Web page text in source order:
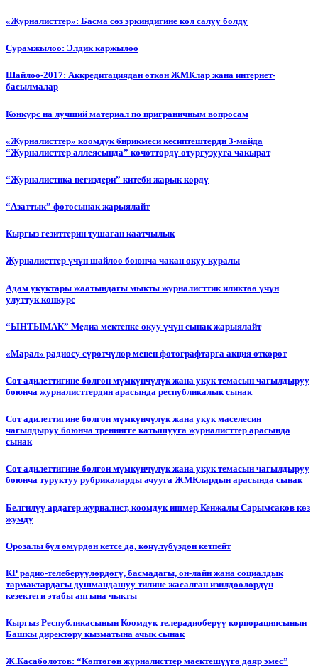
«Журналисттер»: Басма сөз эркиндигине кол салуу болду
Сурамжылоо: Элдик каржылоо
Шайлоо-2017: Аккредитациядан өткөн ЖМКлар жана интернет-
басылмалар
Конкурс на лучший материал по приграничным вопросам
«Журналисттер» коомдук бирикмеси кесиптештерди 3-майда
“Журналисттер аллеясында” көчөттөрдү отургузууга чакырат
“Журналистика негиздери” китеби жарык көрдү
“Азаттык” фотосынак жарыялайт
Кыргыз гезиттерин тушаган каатчылык
Журналисттер үчүн шайлоо боюнча чакан окуу куралы
Адам укуктары жаатындагы мыкты журналисттик иликтөө үчүн
улуттук конкурс
“ЫНТЫМАК” Медиа мектепке окуу үчүн сынак жарыялайт
«Марал» радиосу сүрөтчүлөр менен фотографтарга акция өткөрөт
Сот адилеттигине болгон мүмкүнчүлүк жана укук темасын чагылдыруу
боюнча журналисттердин арасында республикалык сынак
Сот адилеттигине болгон мүмкүнчүлүк жана укук маселесин
чагылдыруу боюнча тренингге катышууга журналисттер арасында
сынак
Сот адилеттигине болгон мүмкүнчүлүк жана укук темасын чагылдыруу
боюнча туруктуу рубрикаларды ачууга ЖМКлардын арасында сынак
Белгилүү ардагер журналист, коомдук ишмер Кенжалы Сарымсаков көз
жумду
Орозалы бул өмүрдөн кетсе да, көңүлүбүздөн кетпейт
КР радио-телеберүүлөрдөгү, басмадагы, он-лайн жана социалдык
тармактардагы душмандашуу тилине жасалган изилдөөлөрдүн
кезектеги этабы аягына чыкты
Кыргыз Республикасынын Коомдук телерадиоберүү корпорациясынын
Башкы директору кызматына ачык сынак
Ж.Касаболотов: “Көптөгөн журналисттер маектешүүгө даяр эмес”